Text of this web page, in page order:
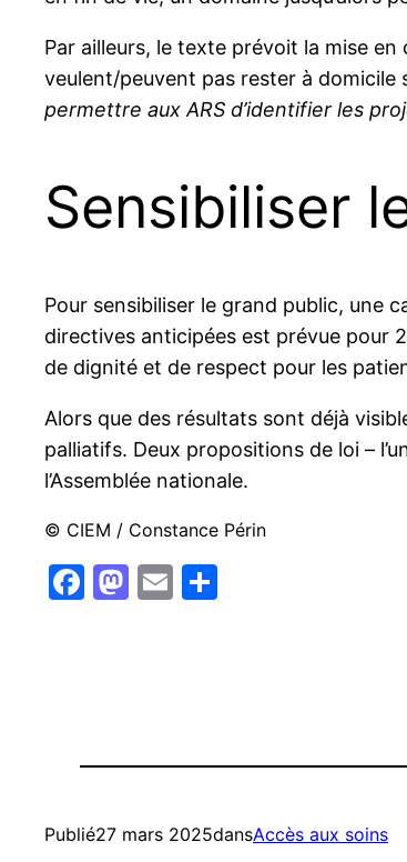
Par ailleurs, le texte prévoit la mise
veulent/peuvent pas rester à domicile
permettre aux ARS d’identifier les
Sensibiliser
Pour sensibiliser le grand public, une
directives anticipées est prévue pour
de dignité et de respect pour les
Alors que des résultats sont déjà
palliatifs. Deux propositions de loi –
l’Assemblée nationale.
© CIEM / Constance Périn
Facebook
Mastodon
Email
Publié27 mars 2025dansAccès aux soins